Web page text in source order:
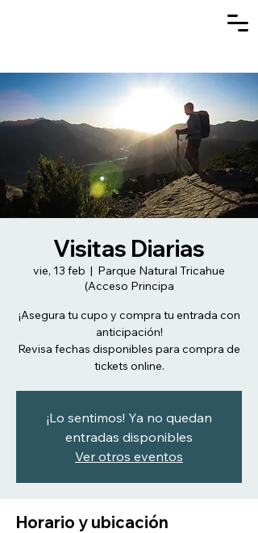
Visitas Diarias
vie, 13 feb
  |
Parque Natural Tricahue
(Acceso Principa
¡Asegura tu cupo y compra tu entrada con
anticipación!
Revisa fechas disponibles para compra de
tickets online.
¡Lo sentimos! Ya no quedan
entradas disponibles
Ver otros eventos
Horario y ubicación